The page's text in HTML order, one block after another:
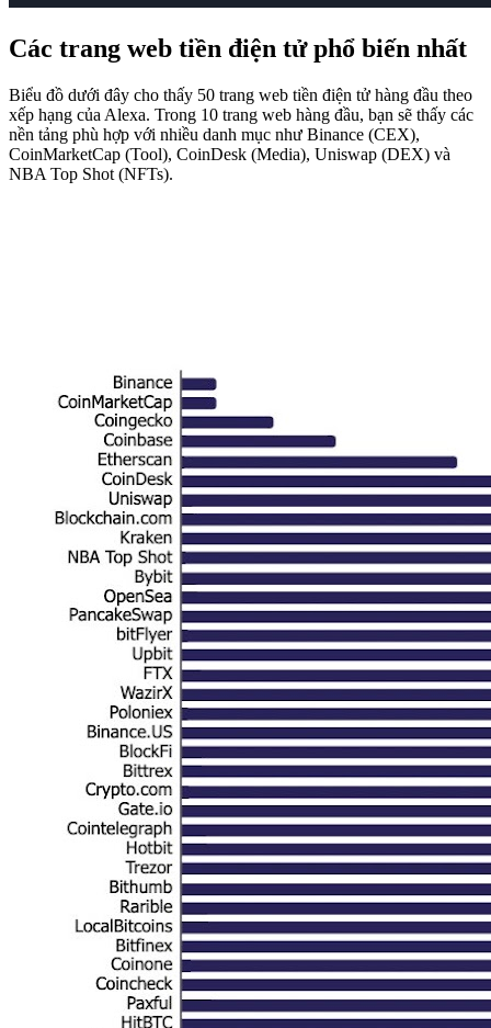
Các trang web tiền điện tử phổ biến nhất
Biểu đồ dưới đây cho thấy 50 trang web tiền điện tử hàng đầu theo
xếp hạng của Alexa. Trong 10 trang web hàng đầu, bạn sẽ thấy các
nền tảng phù hợp với nhiều danh mục như Binance (CEX),
CoinMarketCap (Tool), CoinDesk (Media), Uniswap (DEX) và
NBA Top Shot (NFTs).